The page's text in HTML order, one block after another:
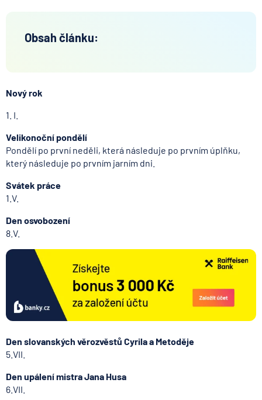
Obsah článku:
Nový rok
1. I.
Velikonoční pondělí
Pondělí po první neděli, která následuje po prvním úplňku,
který následuje po prvním jarním dni.
Svátek práce
1.V.
Den osvobození
8.V.
Den slovanských věrozvěstů Cyrila a Metoděje
5.VII.
Den upálení mistra Jana Husa
6.VII.